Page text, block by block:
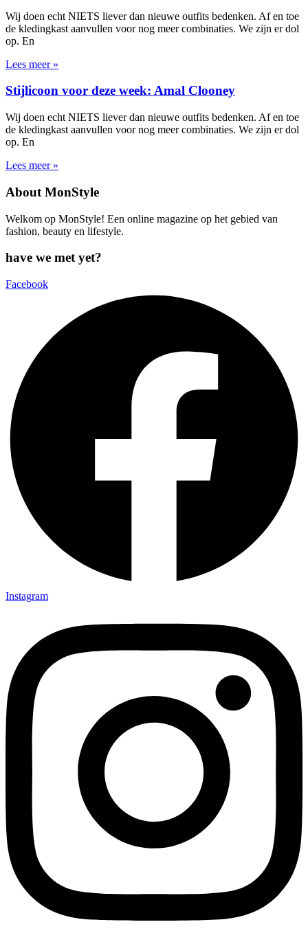
Wij doen echt NIETS liever dan nieuwe outfits bedenken. Af en toe
de kledingkast aanvullen voor nog meer combinaties. We zijn er dol
op. En
Lees meer »
Stijlicoon voor deze week: Amal Clooney
Wij doen echt NIETS liever dan nieuwe outfits bedenken. Af en toe
de kledingkast aanvullen voor nog meer combinaties. We zijn er dol
op. En
Lees meer »
About MonStyle
Welkom op MonStyle! Een online magazine op het gebied van
fashion, beauty en lifestyle.
have we met yet?
Facebook
Instagram